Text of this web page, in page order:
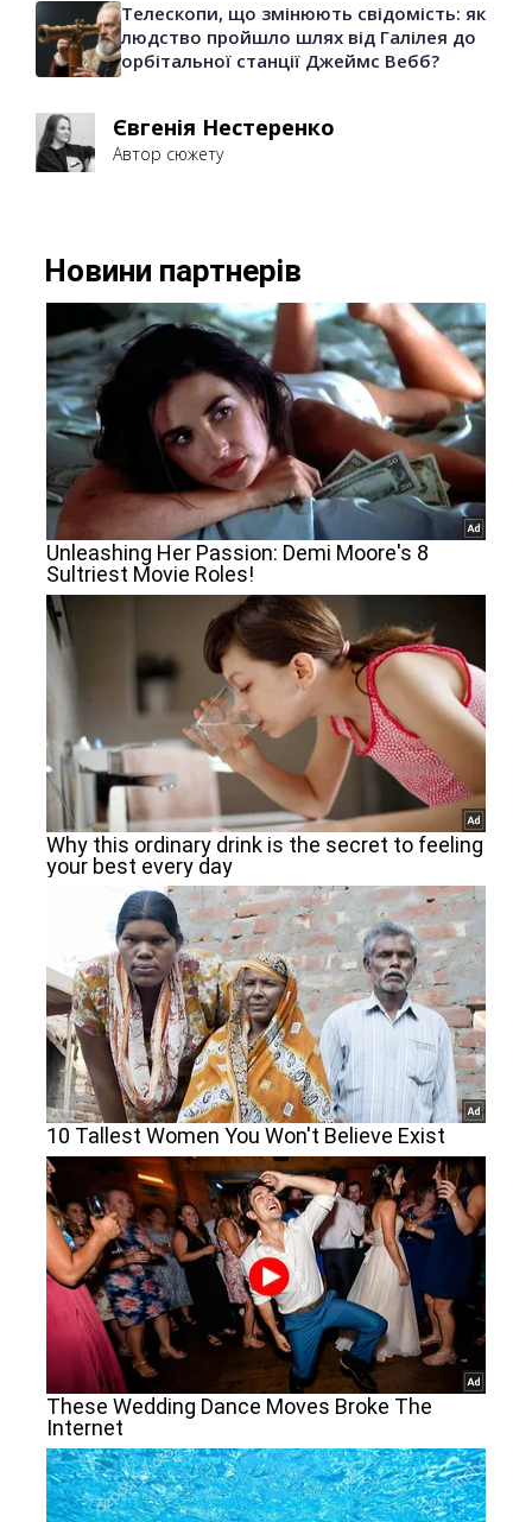
Телескопи, що змінюють свідомість: як
людство пройшло шлях від Галілея до
орбітальної станції Джеймс Вебб?
Євгенія Нестеренко
Автор сюжету